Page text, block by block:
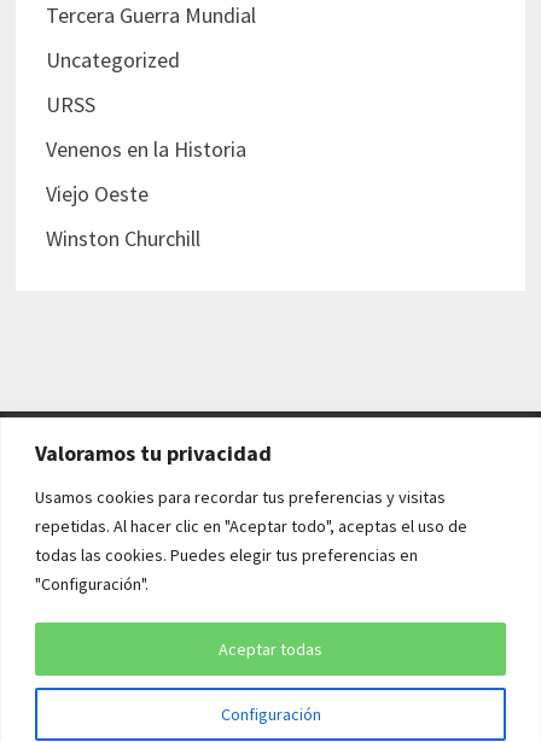
Valoramos tu privacidad
Usamos cookies para recordar tus preferencias y visitas
repetidas. Al hacer clic en "Aceptar todo", aceptas el uso de
todas las cookies. Puedes elegir tus preferencias en
"Configuración".
Configuración
Aceptar todas
Tercera Guerra Mundial
Uncategorized
URSS
Venenos en la Historia
Viejo Oeste
Winston Churchill
AVISO LEGAL Y POLÍTICAS
Aviso legal
Política de cookies